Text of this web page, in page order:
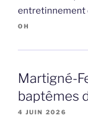
entretinnement
OH
Martigné-
baptêmes
4 JUIN 2026